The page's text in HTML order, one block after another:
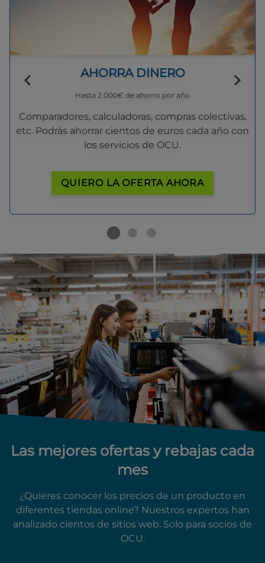
AHORRA DINERO
Hasta 2.000€ de ahorro por año
Comparadores, calculadoras, compras colectivas,
etc. Podrás ahorrar cientos de euros cada año con
los servicios de OCU.
QUIERO LA OFERTA AHORA
Las mejores ofertas y rebajas cada
mes
¿Quieres conocer los precios de un producto en
diferentes tiendas online? Nuestros expertos han
analizado cientos de sitios web. Solo para socios de
OCU.